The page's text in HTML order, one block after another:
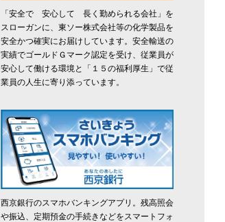
「安全で 安心して 長く勤められる会社」を
スローガンに、東ソー株式会社等の化学製品を
安全かつ確実にお届けしています。安全輸送の
実績でゴールドＧマーク認定を受け、従業員が
安心して働ける環境と「１５の福利厚生」で従
業員の人生に寄り添っています。
西京銀行のスマホバンキングアプリ。残高照会
や振込、定期預金の手続きなどをスマートフォ